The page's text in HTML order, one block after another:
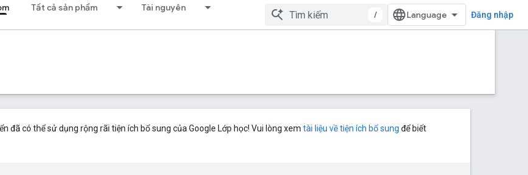
Tất cả sản phẩm Tài nguyên
/ Đăng nhập
đã có thể sử dụng rộng rãi tiện ích bổ sung của Google Lớp học! Vui lòng xem tài liệu về tiện ích bổ sung để biết